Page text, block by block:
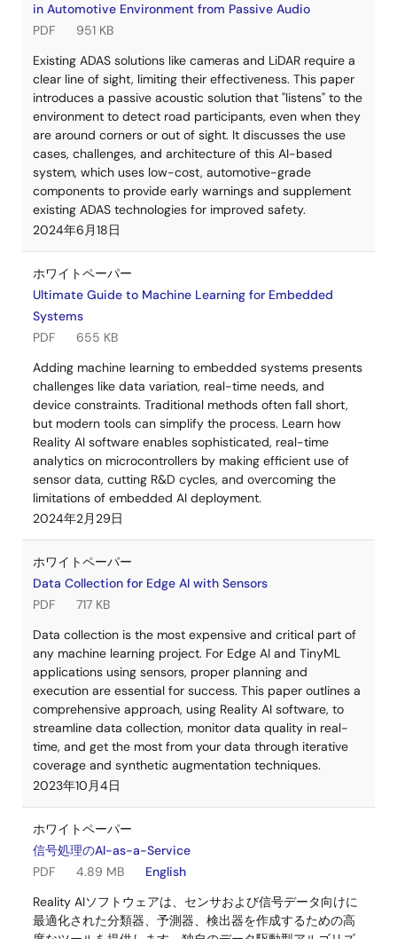
in Automotive Environment from Passive Audio
PDF
951 KB
Existing ADAS solutions like cameras and LiDAR require a
clear line of sight, limiting their effectiveness. This paper
introduces a passive acoustic solution that "listens" to the
environment to detect road participants, even when they
are around corners or out of sight. It discusses the use
cases, challenges, and architecture of this AI-based
system, which uses low-cost, automotive-grade
components to provide early warnings and supplement
existing ADAS technologies for improved safety.
2024年6月18日
ホワイトペーパー
Ultimate Guide to Machine Learning for Embedded
Systems
PDF
655 KB
Adding machine learning to embedded systems presents
challenges like data variation, real-time needs, and
device constraints. Traditional methods often fall short,
but modern tools can simplify the process. Learn how
Reality AI software enables sophisticated, real-time
analytics on microcontrollers by making efficient use of
sensor data, cutting R&D cycles, and overcoming the
limitations of embedded AI deployment.
2024年2月29日
ホワイトペーパー
Data Collection for Edge AI with Sensors
PDF
717 KB
Data collection is the most expensive and critical part of
any machine learning project. For Edge AI and TinyML
applications using sensors, proper planning and
execution are essential for success. This paper outlines a
comprehensive approach, using Reality AI software, to
streamline data collection, monitor data quality in real-
time, and get the most from your data through iterative
coverage and synthetic augmentation techniques.
2023年10月4日
ホワイトペーパー
信号処理のAl-as-a-Service
PDF
4.89 MB
English
Reality AIソフトウェアは、センサおよび信号データ向けに
最適化された分類器、予測器、検出器を作成するための高